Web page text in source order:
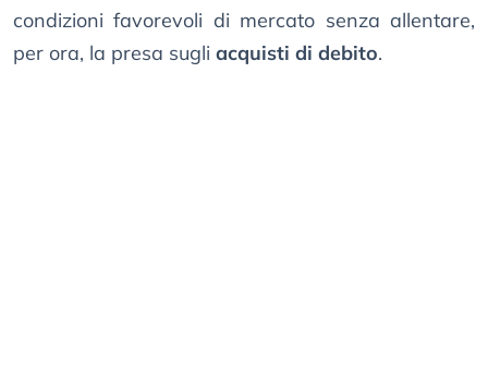
condizioni favorevoli di mercato senza allentare,
per ora, la presa sugli acquisti di debito.